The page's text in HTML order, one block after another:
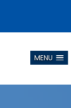
MENU